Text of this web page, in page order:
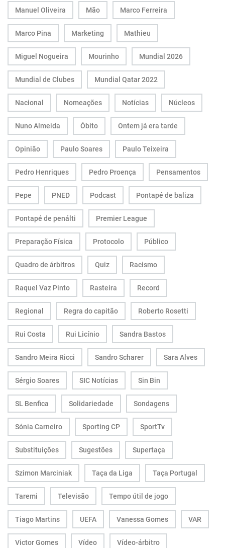
Manuel Oliveira Mão Marco Ferreira
Marco Pina Marketing Mathieu
Miguel Nogueira Mourinho Mundial 2026
Mundial de Clubes Mundial Qatar 2022
Nacional Nomeações Notícias Núcleos
Nuno Almeida Óbito Ontem já era tarde
Opinião Paulo Soares Paulo Teixeira
Pedro Henriques Pedro Proença Pensamentos
Pepe PNED Podcast Pontapé de baliza
Pontapé de penálti Premier League
Preparação Física Protocolo Público
Quadro de árbitros Quiz Racismo
Raquel Vaz Pinto Rasteira Record
Regional Regra do capitão Roberto Rosetti
Rui Costa Rui Licínio Sandra Bastos
Sandro Meira Ricci Sandro Scharer Sara Alves
Sérgio Soares SIC Notícias Sin Bin
SL Benfica Solidariedade Sondagens
Sónia Carneiro Sporting CP SportTv
Substituições Sugestões Supertaça
Szimon Marciniak Taça da Liga Taça Portugal
Taremi Televisão Tempo útil de jogo
Tiago Martins UEFA Vanessa Gomes VAR
Victor Gomes Vídeo Vídeo-árbitro